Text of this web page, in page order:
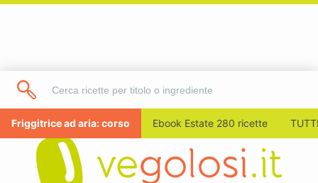
Friggitrice ad aria: corso Ebook Estate 280 ricette